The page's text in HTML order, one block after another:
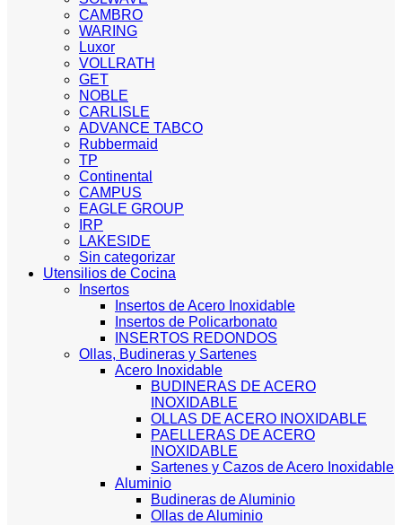
CAMBRO
WARING
Luxor
VOLLRATH
GET
NOBLE
CARLISLE
ADVANCE TABCO
Rubbermaid
TP
Continental
CAMPUS
EAGLE GROUP
IRP
LAKESIDE
Sin categorizar
Utensilios de Cocina
Insertos
Insertos de Acero Inoxidable
Insertos de Policarbonato
INSERTOS REDONDOS
Ollas, Budineras y Sartenes
Acero Inoxidable
BUDINERAS DE ACERO
INOXIDABLE
OLLAS DE ACERO INOXIDABLE
PAELLERAS DE ACERO
INOXIDABLE
Sartenes y Cazos de Acero Inoxidable
Aluminio
Budineras de Aluminio
Ollas de Aluminio